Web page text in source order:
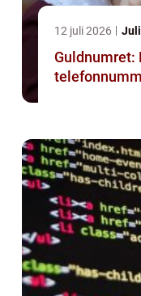
12 juli 2026
Guldnumret: